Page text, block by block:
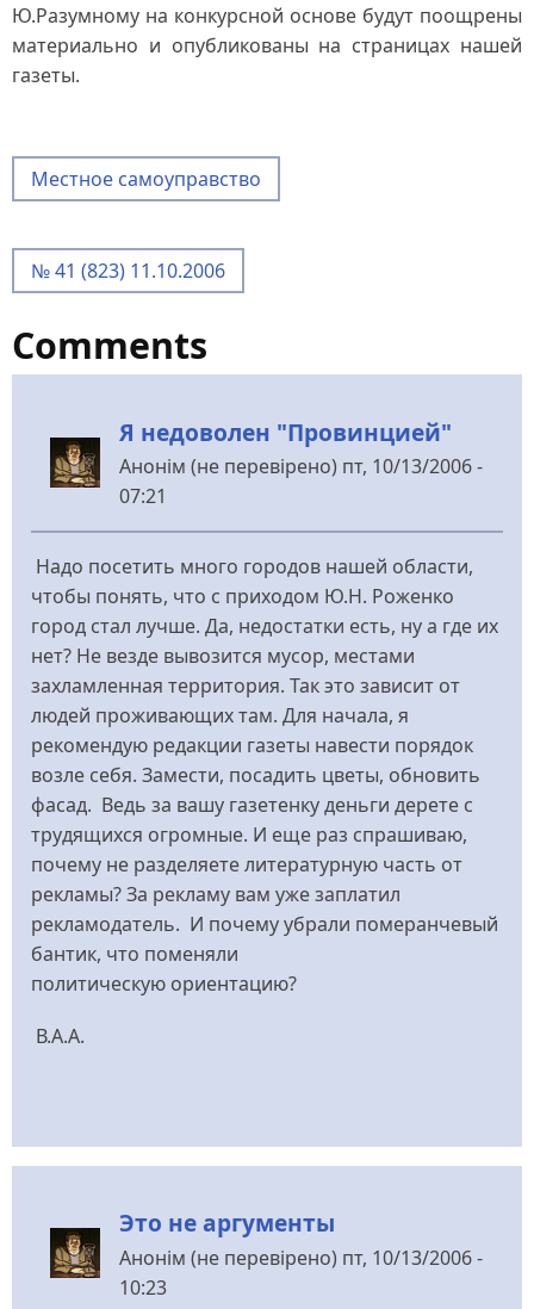
Ю.Разумному на конкурсной основе будут поощрены
материально и опубликованы на страницах нашей
газеты.
Местное самоуправство
№ 41 (823) 11.10.2006
Comments
Я недоволен "Провинцией"
Анонім (не перевірено) пт, 10/13/2006 -
07:21
Надо посетить много городов нашей области,
чтобы понять, что с приходом Ю.Н. Роженко
город стал лучше. Да, недостатки есть, ну а где их
нет? Не везде вывозится мусор, местами
захламленная территория. Так это зависит от
людей проживающих там. Для начала, я
рекомендую редакции газеты навести порядок
возле себя. Замести, посадить цветы, обновить
фасад. Ведь за вашу газетенку деньги дерете с
трудящихся огромные. И еще раз спрашиваю,
почему не разделяете литературную часть от
рекламы? За рекламу вам уже заплатил
рекламодатель. И почему убрали померанчевый
бантик, что поменяли
политическую ориентацию?
В.А.А.
Это не аргументы
Анонім (не перевірено) пт, 10/13/2006 -
10:23